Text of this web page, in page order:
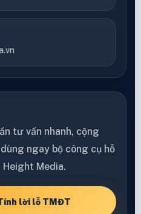
tư vấn nhanh, cộng
ngay bộ công cụ hỗ
Media.
lời lỗ TMĐT